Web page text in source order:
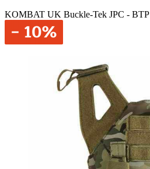
KOMBAT UK Buckle-Tek JPC - BTP